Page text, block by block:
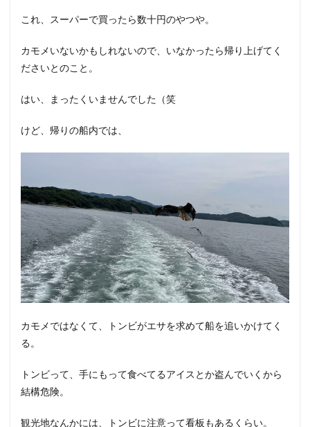
これ、スーパーで買ったら数十円のやつや。
カモメいないかもしれないので、いなかったら帰り上げてく
ださいとのこと。
はい、まったくいませんでした（笑
けど、帰りの船内では、
カモメではなくて、トンビがエサを求めて船を追いかけてく
る。
トンビって、手にもって食べてるアイスとか盗んでいくから
結構危険。
観光地なんかには、トンビに注意って看板もあるくらい。